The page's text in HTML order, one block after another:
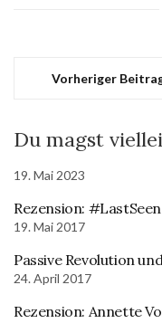
Vorheriger
Du magst
19. Mai 2023
Rezension:
19. Mai 2017
Passive Revolution
24. April 2017
Rezension: Annette